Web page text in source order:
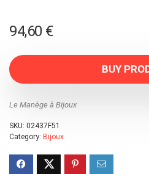
94,60 €
BUY
Le Manège à Bijoux
SKU: 02437F51
Category: Bijoux